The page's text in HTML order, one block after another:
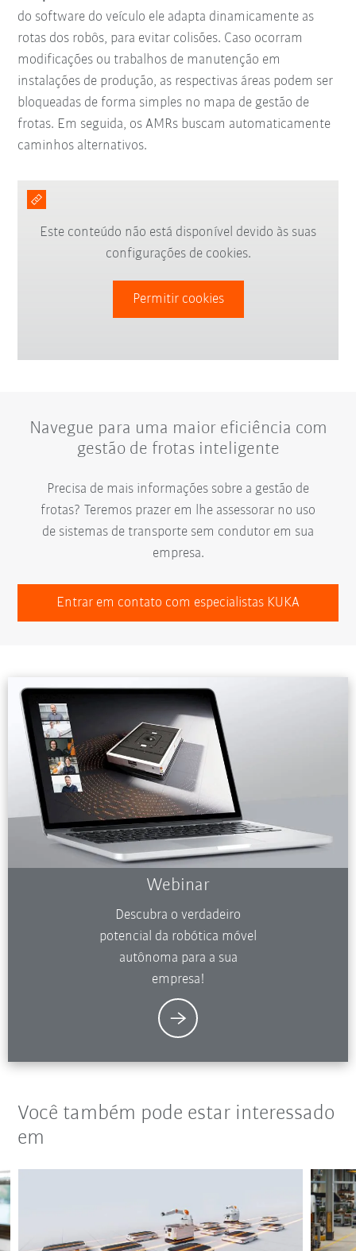
do software do veículo ele adapta dinamicamente as
rotas dos robôs, para evitar colisões. Caso ocorram
modificações ou trabalhos de manutenção em
instalações de produção, as respectivas áreas podem ser
bloqueadas de forma simples no mapa de gestão de
frotas. Em seguida, os AMRs buscam automaticamente
caminhos alternativos.
Este conteúdo não está disponível devido às suas
configurações de cookies.
Permitir cookies
Navegue para uma maior eficiência com
gestão de frotas inteligente
Precisa de mais informações sobre a gestão de
frotas? Teremos prazer em lhe assessorar no uso
de sistemas de transporte sem condutor em sua
empresa.
Entrar em contato com especialistas KUKA
Webinar
Descubra o verdadeiro
potencial da robótica móvel
autônoma para a sua
empresa!
Você também pode estar interessado
em